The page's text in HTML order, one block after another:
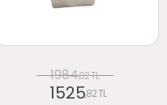
1984,02 TL
1525,82 TL